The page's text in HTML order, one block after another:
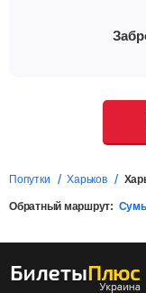
Попутки Харьков
Обратный маршрут: